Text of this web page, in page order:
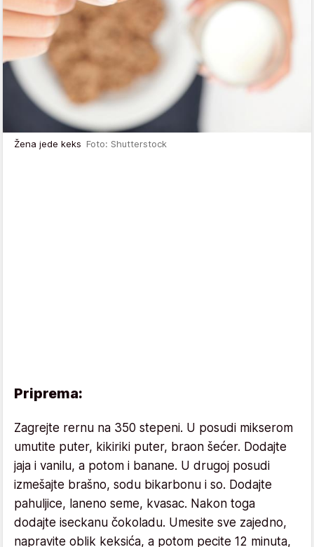
Žena jede keks Foto: Shutterstock
Priprema:
Zagrejte rernu na 350 stepeni. U posudi mikserom
umutite puter, kikiriki puter, braon šećer. Dodajte
jaja i vanilu, a potom i banane. U drugoj posudi
izmešajte brašno, sodu bikarbonu i so. Dodajte
pahuljice, laneno seme, kvasac. Nakon toga
dodajte iseckanu čokoladu. Umesite sve zajedno,
napravite oblik keksića, a potom pecite 12 minuta,